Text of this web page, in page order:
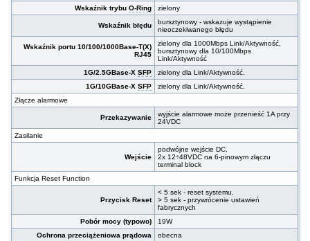
Wskaźnik trybuO-Ring zielony
Wskaźnik błędu
bursztynowy - wskazuje wystąpienie
nieoczekiwanego błędu
Wskaźnik portu 10/100/1000Base-T(X)
RJ45
zielony dla 1000Mbps Link/Aktywność,
bursztynowy dla 10/100Mbps
Link/Aktywność
1G/2.5GBase-XSFP
zielony dla Link/Aktywność.
1G/10GBase-XSFP
zielony dla Link/Aktywność.
Złącze alarmowe
Przekazywanie
wyjście alarmowe może przenieść 1A przy
24VDC
Zasilanie
Wejście
podwójne wejście DC,
2x 12÷48VDC na 6-pinowym złączu
terminal block
Funkcja Reset Function
Przycisk Reset
< 5 sek - reset systemu,
> 5 sek - przywrócenie ustawień
fabrycznych
Pobór mocy (typowo)
19W
Ochrona przeciążeniowa prądowa
obecna